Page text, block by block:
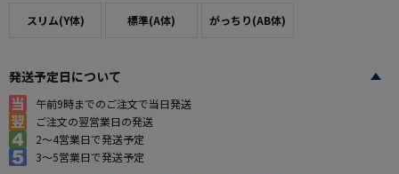
スリム(Y体) 標準(A体) がっちり(AB体)
発送予定日について
午前9時までのご注文で当日発送
ご注文の翌営業日の発送
2～4営業日で発送予定
3～5営業日で発送予定